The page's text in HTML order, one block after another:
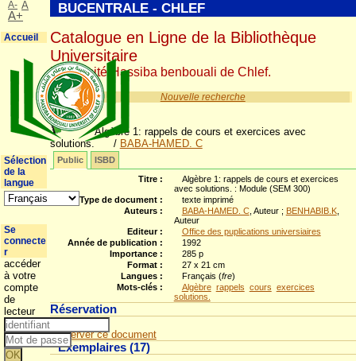
Nouvelle recherche
Algèbre 1: rappels de cours et exercices avec
solutions.
/ BABA-HAMED. C
Public
ISBD
Titre :
Algèbre 1: rappels de cours et exercices
avec solutions. : Module (SEM 300)
Type de document :
texte imprimé
Auteurs :
BABA-HAMED. C, Auteur ; BENHABIB.K,
Auteur
Editeur :
Office des puplications universiaires
Année de publication :
1992
Importance :
285 p
Format :
27 x 21 cm
Langues :
Français (fre)
Mots-clés :
Algèbre rappels cours exercices
solutions.
Réservation
Réserver ce document
Exemplaires (17)
BUCENTRALE - CHLEF
Catalogue en Ligne de la Bibliothèque
Universitaire
Université Hassiba benbouali de Chlef.
A- A
A+
Accueil
Sélection
de la
langue
Se
connecte
r
accéder
à votre
compte
de
lecteur